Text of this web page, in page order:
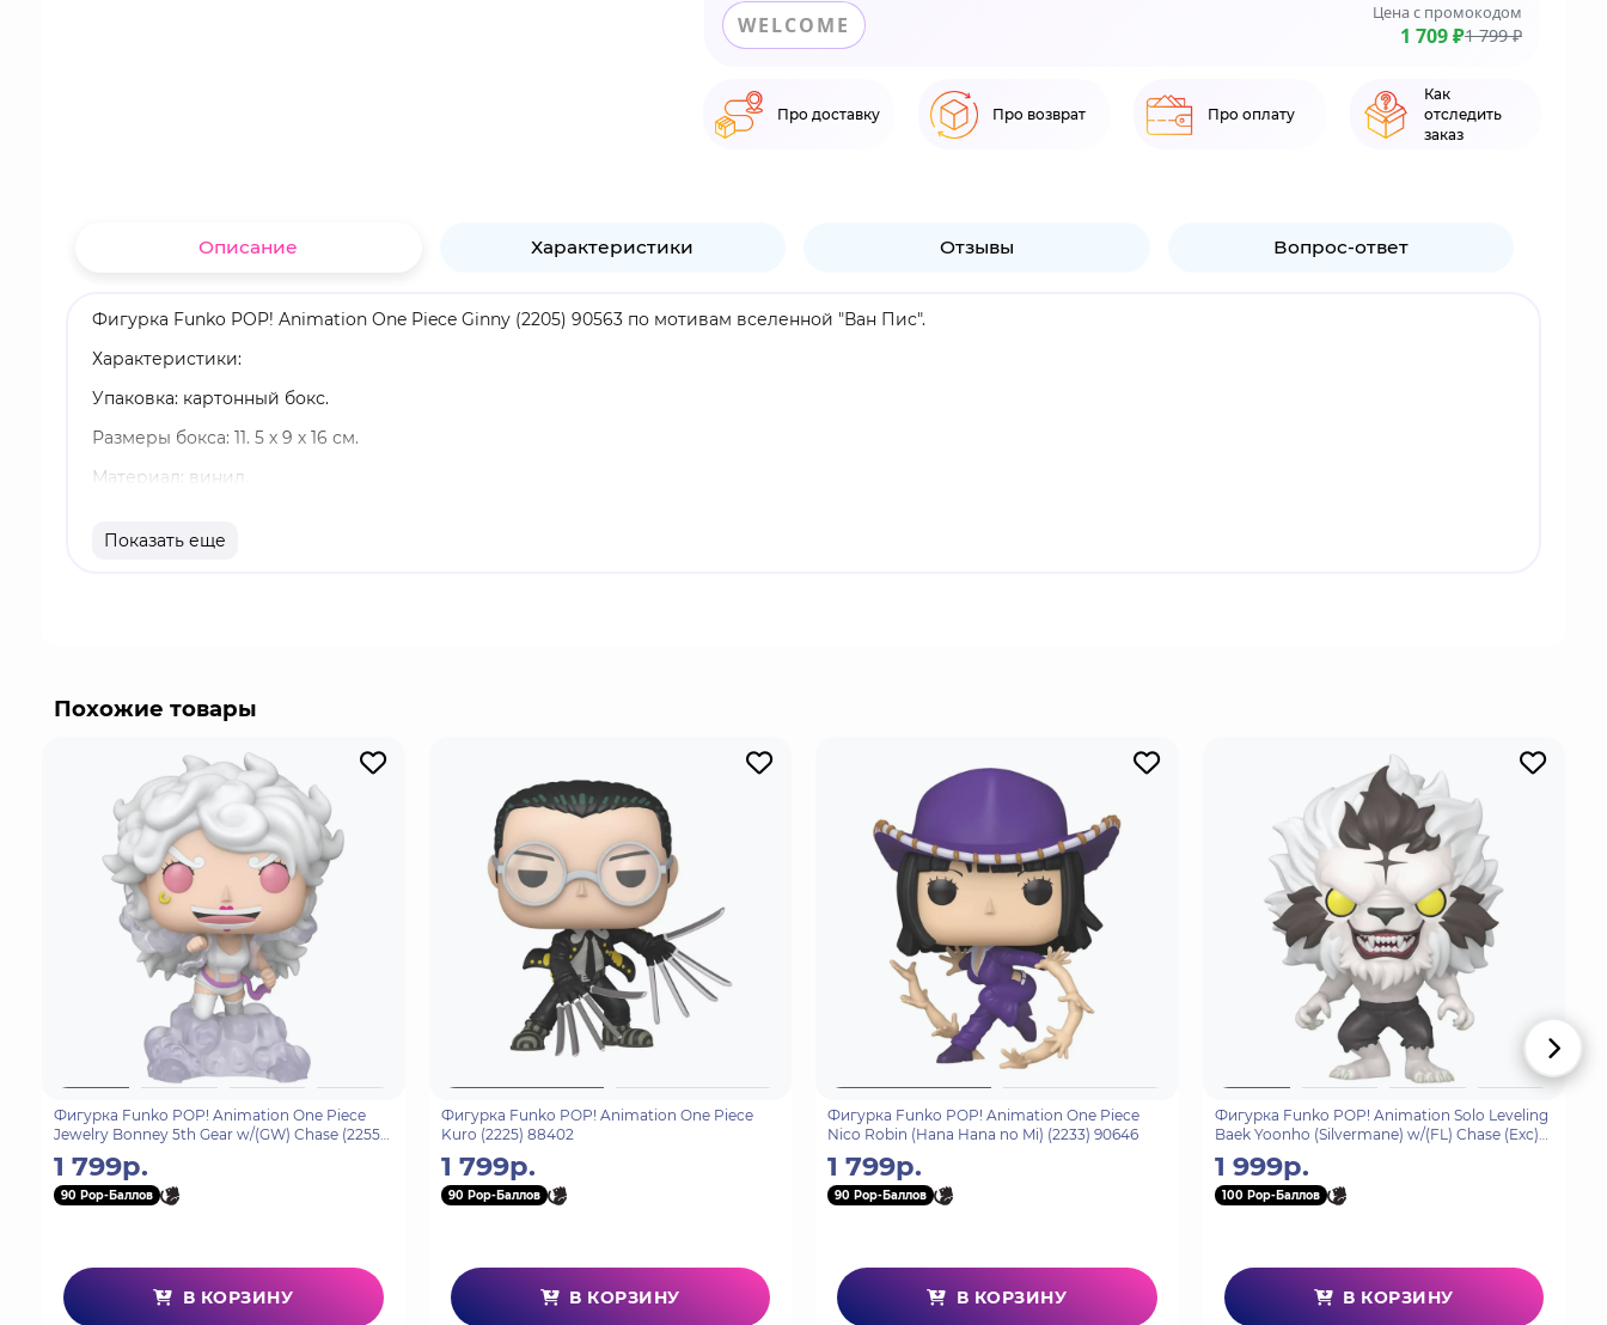
WELCOME Цена с промокодом
1 709 ₽1 799 ₽
Про доставку Про возврат Про оплату
Как
отследить
заказ
Описание Характеристики Отзывы Вопрос-ответ
Фигурка Funko POP! Animation One Piece Ginny (2205) 90563 по мотивам вселенной "Ван Пис".
Характеристики:
Упаковка: картонный бокс.
Размеры бокса: 11. 5 х 9 х 16 см.
Материал: винил.
Разработчик/Издатель: Funko.
Показать еще
Похожие товары
Фигурка Funko POP! Animation One Piece
Jewelry Bonney 5th Gear w/(GW) Chase (2255)
1 799р.
90 Pop-Баллов
В КОРЗИНУ
Фигурка Funko POP! Animation One Piece
Kuro (2225) 88402
1 799р.
90 Pop-Баллов
В КОРЗИНУ
Фигурка Funko POP! Animation One Piece
Nico Robin (Hana Hana no Mi) (2233) 90646
1 799р.
90 Pop-Баллов
В КОРЗИНУ
Фигурка Funko POP! Animation Solo Leveling
Baek Yoonho (Silvermane) w/(FL) Chase (Exc)
1 999р.
100 Pop-Баллов
В КОРЗИНУ